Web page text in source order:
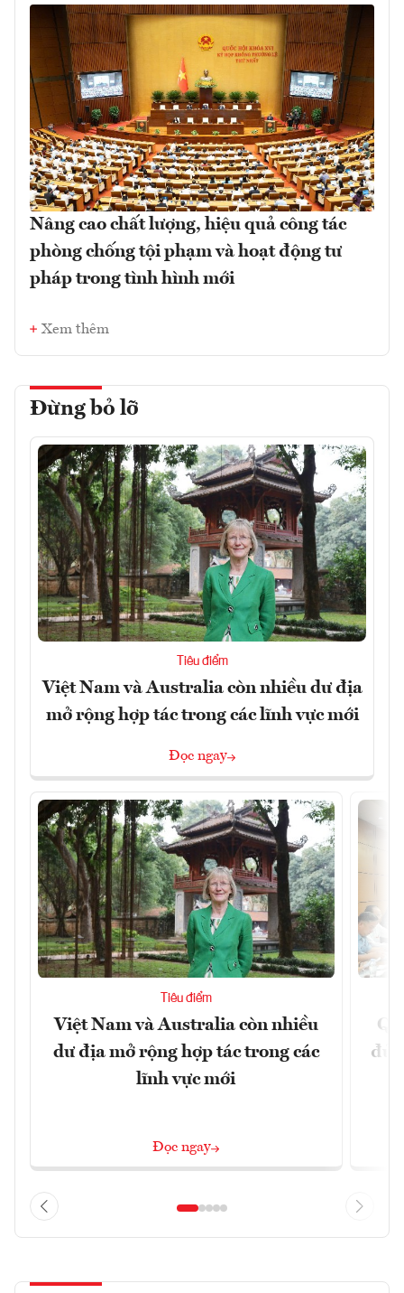
Nâng cao chất lượng, hiệu quả công tác
phòng chống tội phạm và hoạt động tư
pháp trong tình hình mới
Xem thêm
Đừng bỏ lỡ
Tiêu điểm
Việt Nam và Australia còn nhiều dư địa
mở rộng hợp tác trong các lĩnh vực mới
Đọc ngay
Tiêu điểm
Việt Nam và Australia còn nhiều
dư địa mở rộng hợp tác trong các
lĩnh vực mới
Đọc ngay
đủ